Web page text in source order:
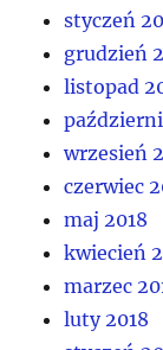
styczeń
grudzień
listopad
wrzesień
czerwiec
maj 2018
kwiecień
marzec
luty 2018